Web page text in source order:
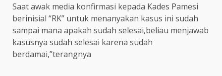
Saat awak media konfirmasi kepada Kades Pamesi
berinisial “RK” untuk menanyakan kasus ini sudah
sampai mana apakah sudah selesai,beliau menjawab
kasusnya sudah selesai karena sudah
berdamai,”terangnya